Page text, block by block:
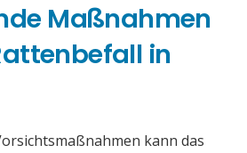
Maßnahmen
in
kann das